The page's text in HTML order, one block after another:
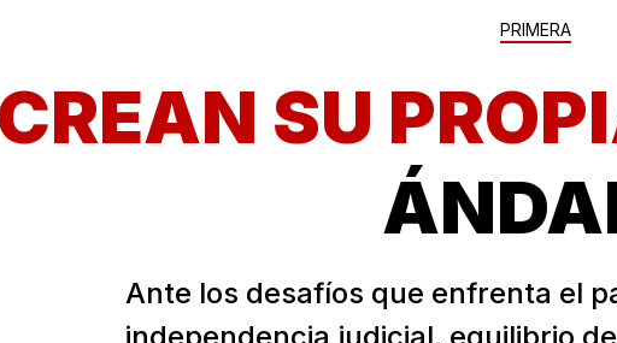
PRIMERA
SU
Ante los desafíos que enfrenta el